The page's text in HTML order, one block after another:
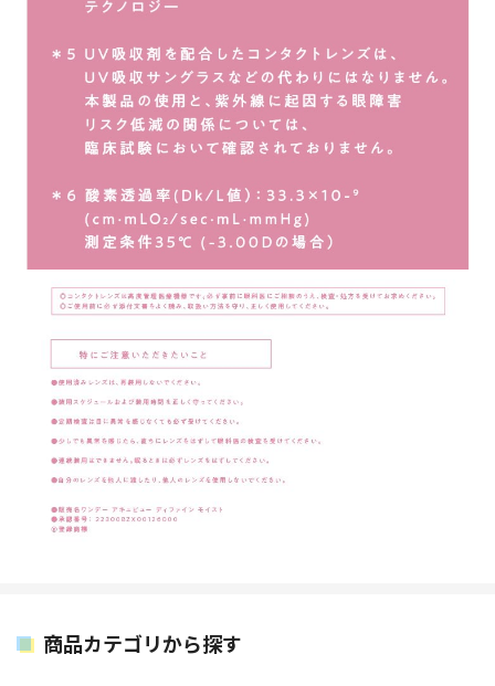
商品カテゴリから探す